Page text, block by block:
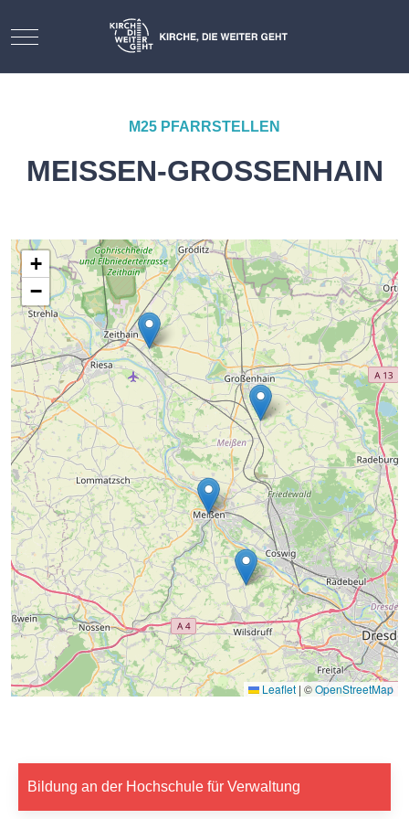
Mobile Menu Toggle
M25 PFARRSTELLEN
MEISSEN-GROSSENHAIN
+
−
Leaflet | ©OpenStreetMap
Bildung an der Hochschule für Verwaltung